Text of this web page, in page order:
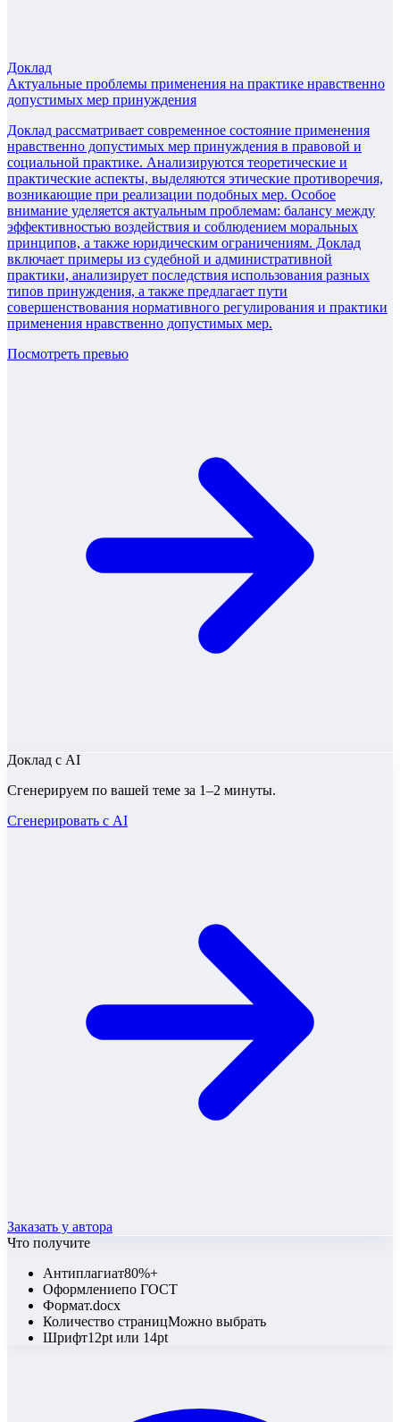
Доклад
Актуальные проблемы применения на практике нравственно
допустимых мер принуждения
Доклад рассматривает современное состояние применения
нравственно допустимых мер принуждения в правовой и
социальной практике. Анализируются теоретические и
практические аспекты, выделяются этические противоречия,
возникающие при реализации подобных мер. Особое
внимание уделяется актуальным проблемам: балансу между
эффективностью воздействия и соблюдением моральных
принципов, а также юридическим ограничениям. Доклад
включает примеры из судебной и административной
практики, анализирует последствия использования разных
типов принуждения, а также предлагает пути
совершенствования нормативного регулирования и практики
применения нравственно допустимых мер.
Посмотреть превью
Доклад с AI
Сгенерируем по вашей теме за 1–2 минуты.
Сгенерировать с AI
Заказать у автора
Что получите
Антиплагиат80%+
Оформлениепо ГОСТ
Формат.docx
Количество страницМожно выбрать
Шрифт12pt или 14pt